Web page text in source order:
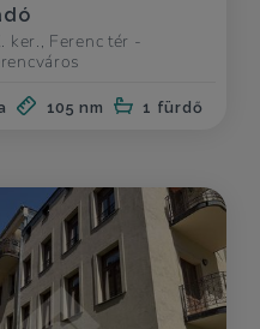
ker., Ferenc tér -
105 nm 1 fürdő